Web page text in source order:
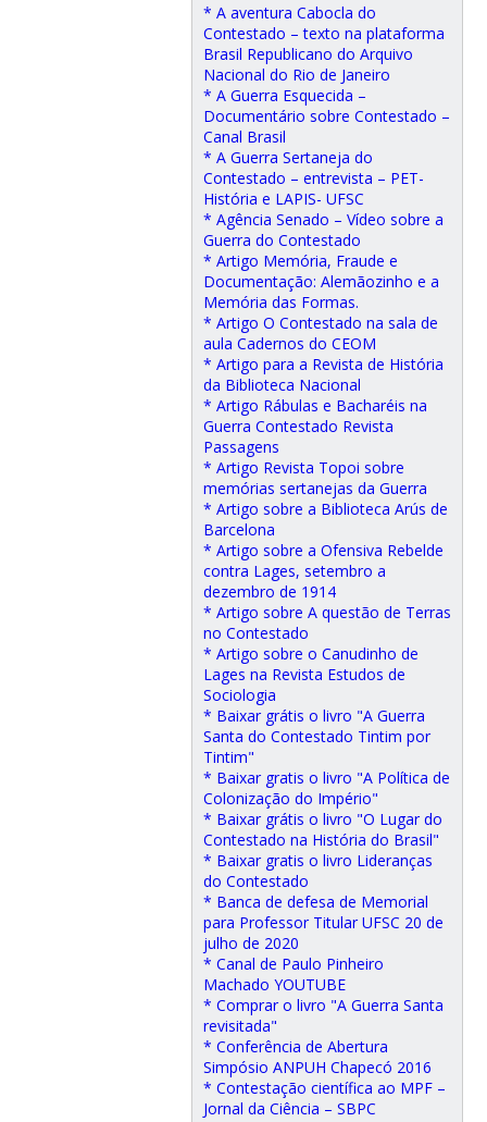
* A aventura Cabocla do
Contestado – texto na plataforma
Brasil Republicano do Arquivo
Nacional do Rio de Janeiro
* A Guerra Esquecida –
Documentário sobre Contestado –
Canal Brasil
* A Guerra Sertaneja do
Contestado – entrevista – PET-
História e LAPIS- UFSC
* Agência Senado – Vídeo sobre a
Guerra do Contestado
* Artigo Memória, Fraude e
Documentação: Alemãozinho e a
Memória das Formas.
* Artigo O Contestado na sala de
aula Cadernos do CEOM
* Artigo para a Revista de História
da Biblioteca Nacional
* Artigo Rábulas e Bacharéis na
Guerra Contestado Revista
Passagens
* Artigo Revista Topoi sobre
memórias sertanejas da Guerra
* Artigo sobre a Biblioteca Arús de
Barcelona
* Artigo sobre a Ofensiva Rebelde
contra Lages, setembro a
dezembro de 1914
* Artigo sobre A questão de Terras
no Contestado
* Artigo sobre o Canudinho de
Lages na Revista Estudos de
Sociologia
* Baixar grátis o livro "A Guerra
Santa do Contestado Tintim por
Tintim"
* Baixar gratis o livro "A Política de
Colonização do Império"
* Baixar grátis o livro "O Lugar do
Contestado na História do Brasil"
* Baixar gratis o livro Lideranças
do Contestado
* Banca de defesa de Memorial
para Professor Titular UFSC 20 de
julho de 2020
* Canal de Paulo Pinheiro
Machado YOUTUBE
* Comprar o livro "A Guerra Santa
revisitada"
* Conferência de Abertura
Simpósio ANPUH Chapecó 2016
* Contestação científica ao MPF –
Jornal da Ciência – SBPC